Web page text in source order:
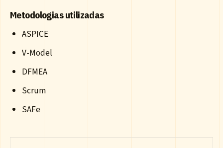
Metodologias utilizadas
ASPICE
V-Model
DFMEA
Scrum
SAFe